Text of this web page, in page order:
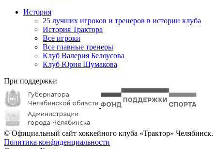
История
25 лучших игроков и тренеров в истории клуба
История Трактора
Все игроки
Все главные тренеры
Клуб Валерия Белоусова
Клуб Юрия Шумакова
При поддержке:
© Официальный сайт хоккейного клуба «Трактор» Челябинск.
Политика конфиденциальности